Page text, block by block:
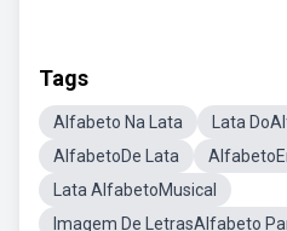
Tags
Alfabeto Na Lata
Lata
AlfabetoDe Lata
Lata AlfabetoMusical
Imagem De LetrasAlfabeto